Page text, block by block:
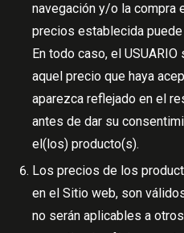
navegación y/o la compra
precios establecida
En todo caso, el
aquel precio que haya
aparezca reflejado en el
antes de dar su
el(los) producto(s).
Los precios de los
en el Sitio web, son
no serán aplicables a